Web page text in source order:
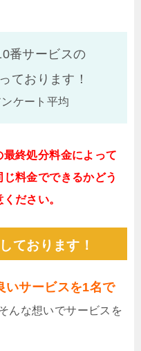
番サービスの
ております！
ケート平均
終処分料金によって
料金でできるかどう
ださい。
ております！
いサービスを1名で
んな想いでサービスを